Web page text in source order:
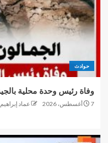
حوادث
وفاة رئيس وحدة محلية
7 أغسطس، 2026 عماد إبراهيم